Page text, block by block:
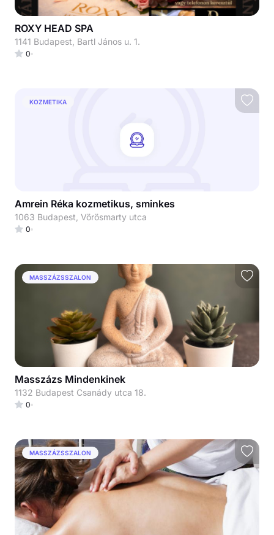
ROXY HEAD SPA
1141 Budapest, Bartl János u. 1.
0
KOZMETIKA
Amrein Réka kozmetikus, sminkes
1063 Budapest, Vörösmarty utca
0
MASSZÁZSSZALON
Masszázs Mindenkinek
1132 Budapest Csanády utca 18.
0
MASSZÁZSSZALON